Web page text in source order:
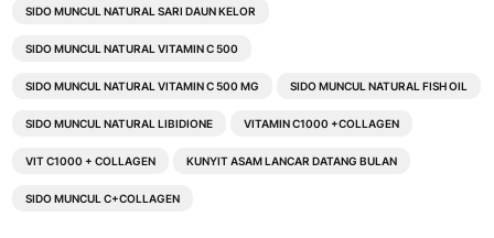
SIDO MUNCUL NATURAL SARI DAUN KELOR
SIDO MUNCUL NATURAL VITAMIN C 500
SIDO MUNCUL NATURAL VITAMIN C 500 MG SIDO MUNCUL NATURAL FISH OIL
SIDO MUNCUL NATURAL LIBIDIONE VITAMIN C1000 +COLLAGEN
VIT C1000 + COLLAGEN KUNYIT ASAM LANCAR DATANG BULAN
SIDO MUNCUL C+COLLAGEN